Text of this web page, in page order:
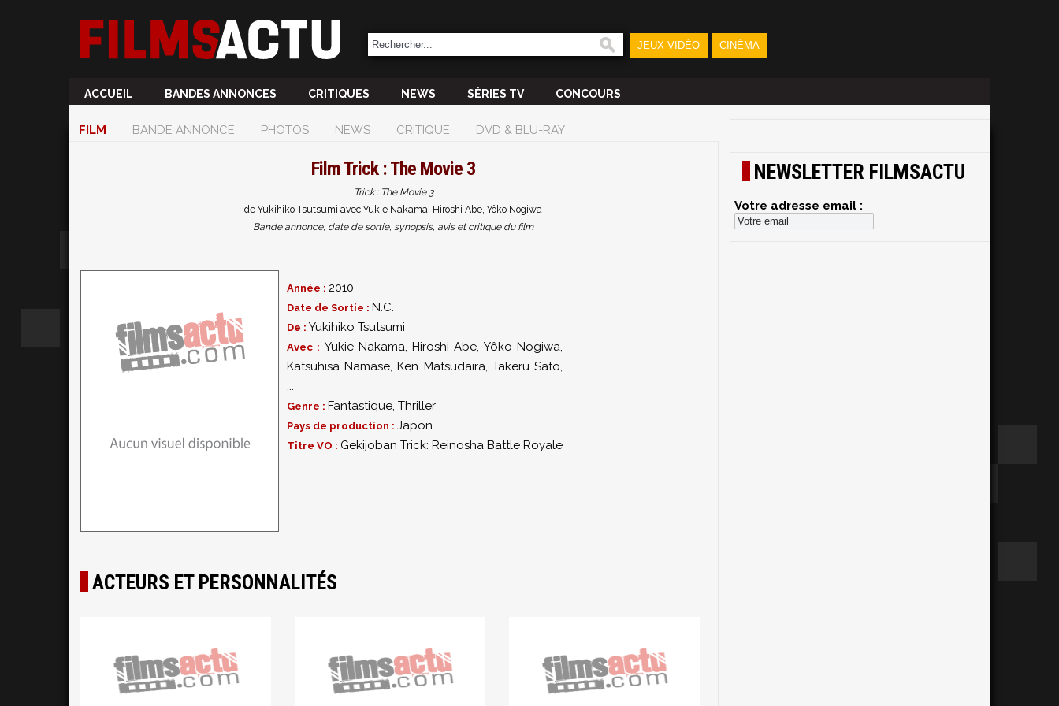
JEUX VIDÉO CINÉMA
ACCUEIL BANDES ANNONCES CRITIQUES NEWS SÉRIES TV CONCOURS
FILM BANDE ANNONCE PHOTOS NEWS CRITIQUE DVD & BLU-RAY
FilmTrick : The Movie 3
Trick : The Movie 3
de Yukihiko Tsutsumi avec Yukie Nakama, Hiroshi Abe, Yôko Nogiwa
Bande annonce, date de sortie, synopsis, avis et critique du film
Année : 2010
Date de Sortie : N.C.
De : Yukihiko Tsutsumi
Avec : Yukie Nakama,Hiroshi Abe, Yôko Nogiwa,
Katsuhisa Namase,Ken Matsudaira, Takeru Sato,
...
Genre : Fantastique, Thriller
Pays de production : Japon
Titre VO : Gekijoban Trick: Reinosha Battle Royale
ACTEURS ET PERSONNALITÉS
NEWSLETTER FILMSACTU
Votre adresse email :